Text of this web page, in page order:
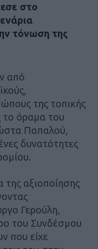
στο
τόνωση της
από
της τοπικής
το όραμα του
Παπαλού,
δυνατότητες
αξιοποίησης
Γερούλη,
του Συνδέσμου
που είχε